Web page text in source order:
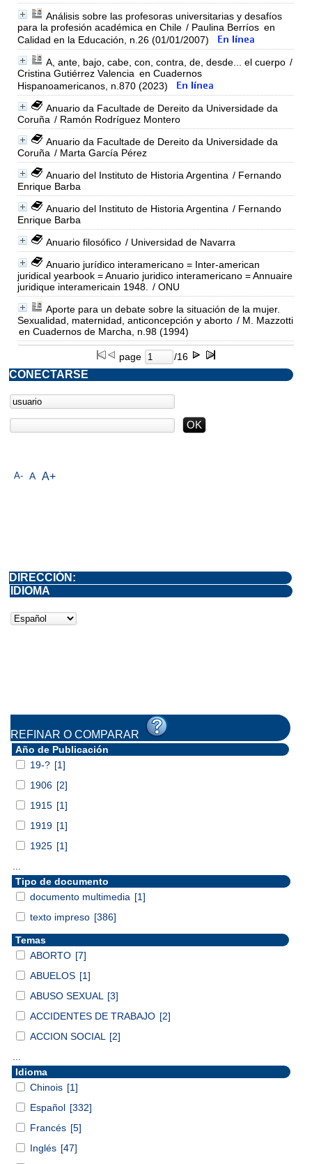
Análisis sobre las profesoras universitarias y desafíos
para la profesión académica en Chile / Paulina Berríos en
Calidad en la Educación, n.26 (01/01/2007)
A, ante, bajo, cabe, con, contra, de, desde... el cuerpo /
Cristina Gutiérrez Valencia en Cuadernos
Hispanoamericanos, n.870 (2023)
Anuario da Facultade de Dereito da Universidade da
Coruña / Ramón Rodríguez Montero
Anuario da Facultade de Dereito da Universidade da
Coruña / Marta García Pérez
Anuario del Instituto de Historia Argentina / Fernando
Enrique Barba
Anuario del Instituto de Historia Argentina / Fernando
Enrique Barba
Anuario filosófico / Universidad de Navarra
Anuario jurídico interamericano = Inter-american
juridical yearbook = Anuario juridico interamericano = Annuaire
juridique interamericain 1948.
/ ONU
Aporte para un debate sobre la situación de la mujer.
Sexualidad, maternidad, anticoncepción y aborto / M. Mazzotti
en Cuadernos de Marcha, n.98 (1994)
page /16
A- A A+
CONECTARSE
DIRECCIÓN:
IDIOMA
REFINAR O COMPARAR
Año de Publicación
19-? [1]
1906 [2]
1915 [1]
1919 [1]
1925 [1]
Tipo de documento
documento multimedia [1]
texto impreso [386]
Temas
ABORTO [7]
ABUELOS [1]
ABUSO SEXUAL
[3]
ACCIDENTES DE TRABAJO [2]
ACCION SOCIAL
[2]
Idioma
Chinois [1]
Español [332]
Francés [5]
Inglés [47]